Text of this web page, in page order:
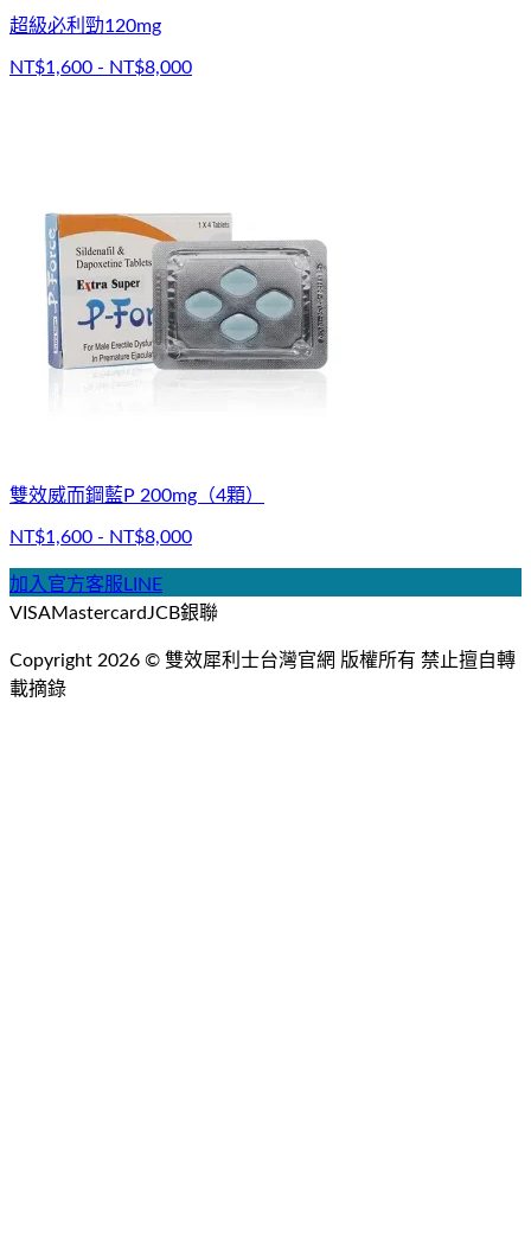
超級必利勁120mg
NT$1,600 - NT$8,000
雙效威而鋼藍P 200mg（4顆）
NT$1,600 - NT$8,000
加入官方客服LINE
VISAMastercard JCB銀聯
Copyright 2026 © 雙效犀利士台灣官網 版權所有 禁止擅自轉
載摘錄